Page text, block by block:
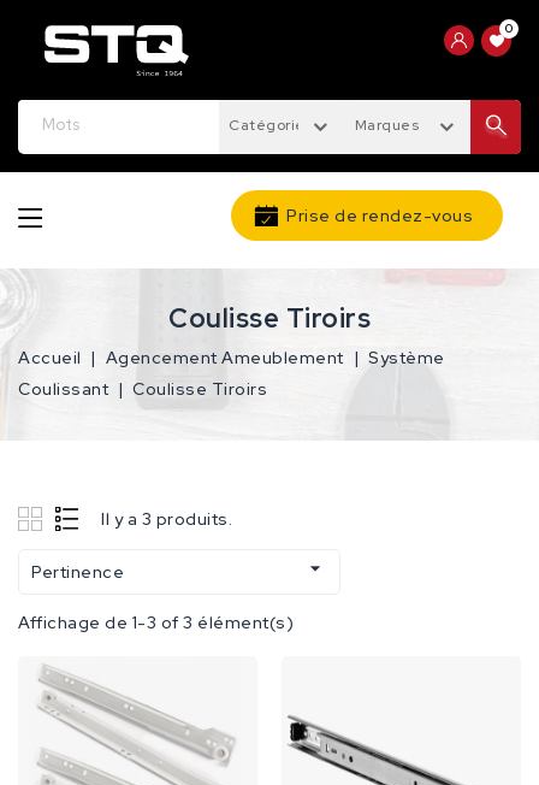
0
Catégories Marques
Prise de rendez-vous
Coulisse Tiroirs
Accueil Agencement Ameublement
Système
Coulissant
Coulisse Tiroirs
Il y a 3 produits.
Pertinence 
Affichage de 1-3 of 3 élément(s)